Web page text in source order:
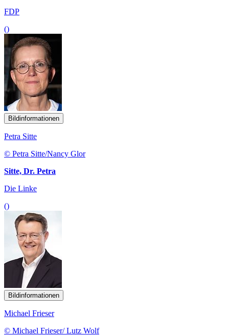
FDP
()
Bildinformationen
Petra Sitte
© Petra Sitte/Nancy Glor
Sitte, Dr. Petra
Die Linke
()
Bildinformationen
Michael Frieser
© Michael Frieser/ Lutz Wolf